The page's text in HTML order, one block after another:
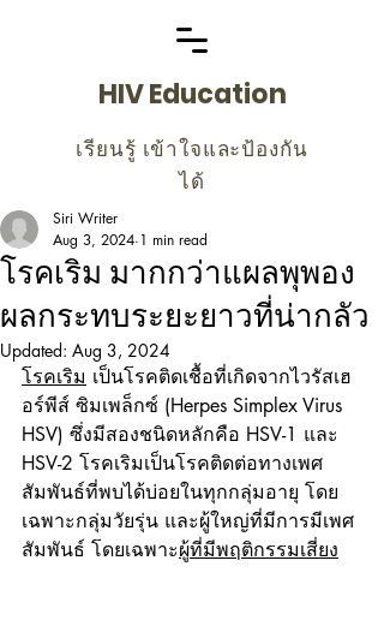
HIV Education
เรียนรู้ เข้าใจและป้องกัน
ได้
โรคเริม มากกว่าแผลพุพอง
ผลกระทบระยะยาวที่น่ากลัว
Siri Writer
Aug 3, 2024 1 min read
Updated: Aug 3, 2024
โรคเริม เป็นโรคติดเชื้อที่เกิดจากไวรัสเฮ
อร์พีส์ ซิมเพล็กซ์ (Herpes Simplex Virus
HSV) ซึ่งมีสองชนิดหลักคือ HSV-1 และ
HSV-2 โรคเริมเป็นโรคติดต่อทางเพศ
สัมพันธ์ที่พบได้บ่อยในทุกกลุ่มอายุ โดย
เฉพาะกลุ่มวัยรุ่น และผู้ใหญ่ที่มีการมีเพศ
สัมพันธ์ โดยเฉพาะผู้ที่มีพฤติกรรมเสี่ยง